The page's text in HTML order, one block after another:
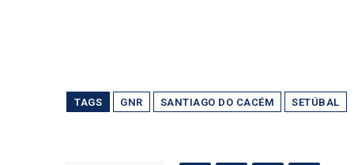
TAGS GNR SANTIAGO DO CACÉM SETÚBAL